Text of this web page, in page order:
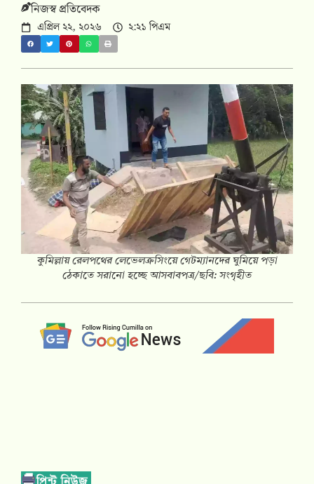
নিজস্ব প্রতিবেদক
এপ্রিল ২২, ২০২৬ ২:২১ পিএম
কুমিল্লায় রেলপথের লেভেলক্রসিংয়ে গেটম্যানদের ঘুমিয়ে পড়া
ঠেকাতে সরানো হচ্ছে আসবাবপত্র/ছবি: সংগৃহীত